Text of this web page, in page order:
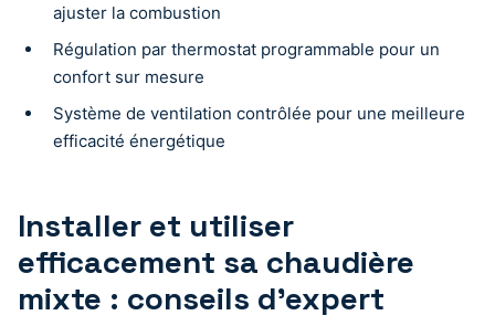
ajuster la combustion
Régulation par thermostat programmable pour un
confort sur mesure
Système de ventilation contrôlée pour une meilleure
efficacité énergétique
Installer et utiliser
efficacement sa chaudière
mixte : conseils d’expert